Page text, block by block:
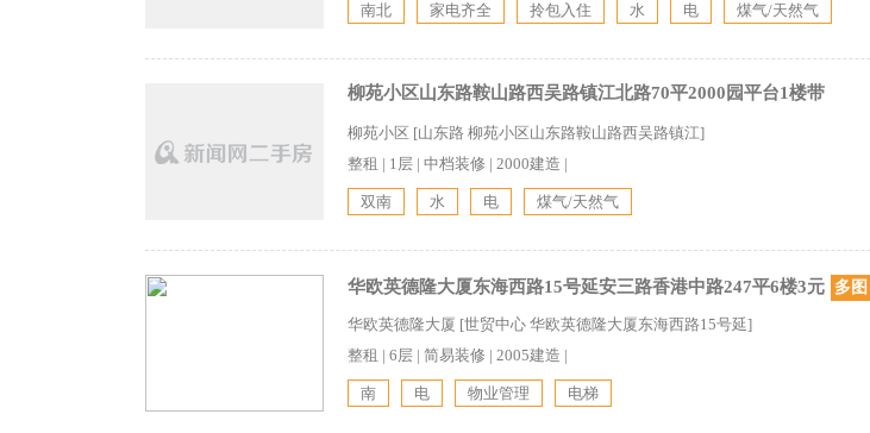
南北 家电齐全 拎包入住 水 电 煤气/天然气
柳苑小区山东路鞍山路西吴路镇江北路70平2000园平台1楼带
柳苑小区 [山东路 柳苑小区山东路鞍山路西吴路镇江]
整租 | 1层 | 中档装修 | 2000建造 |
双南 水 电 煤气/天然气
华欧英德隆大厦东海西路15号延安三路香港中路247平6楼3元 多图
华欧英德隆大厦 [世贸中心 华欧英德隆大厦东海西路15号延]
整租 | 6层 | 简易装修 | 2005建造 |
南 电 物业管理 电梯